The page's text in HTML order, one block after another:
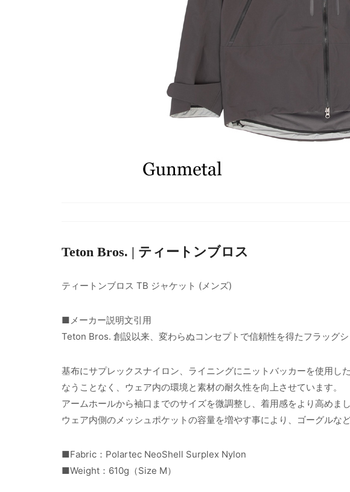
Teton Bros. | ティートンブロス
ティートンブロス TB ジャケット (メンズ)
■メーカー説明文引用
Teton Bros. 創設以来、変わらぬコンセプトで信頼性を得たフラッグ
基布にサプレックスナイロン、ライニングにニットバッカーを使用
なうことなく、ウェア内の環境と素材の耐久性を向上させています。
アームホールから袖口までのサイズを微調整し、着用感をより高めまし
ウェア内側のメッシュポケットの容量を増やす事により、ゴーグルな
■Fabric：Polartec NeoShell Surplex Nylon
■Weight：610g（Size M）